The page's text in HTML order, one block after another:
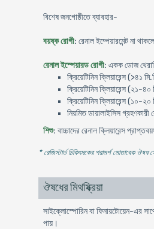
বিশেষ জনগোষ্ঠীতে ব্যাবহার-
বয়ষ্ক রোগী: রেনাল ইম্পেয়ারমেন্ট না
রেনাল ইস্পেয়ারড রোগী: একক ডোজ
ক্রিয়েটিনিন ক্লিয়ারেন্স (>৪১
ক্রিয়েটিনিন ক্লিয়ারেন্স (২১-
ক্রিয়েটিনিন ক্লিয়ারেন্স (১০-
নিয়মিত ডায়ালাইসিস
শিশু: বাচ্চাদের রেনাল ক্লিয়ারেন্স
* রেজিস্টার্ড চিকিৎসকের পরামর্শ মোতাবেক ঔষধ
ঔষধের মিথষ্ক্রিয়া
সাইক্লোস্পোরিন বা ফিনায়টোয়েন-এর
পায়।